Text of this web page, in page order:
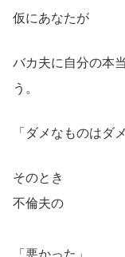
仮にあなたが
バカ夫に自分の本
う。
「ダメなものはダ
そのとき
不倫夫の
「悪かった」